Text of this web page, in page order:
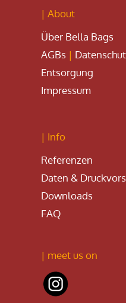
| About
Über Bella Bags
AGBs |
Entsorgung
Impressum
| Info
Referenzen
Daten &
Downloads
FAQ
| meet us on